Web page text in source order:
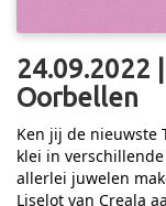
24.09.2022
Oorbellen
Ken jij de nieuwste
klei in
allerlei juwelen
Liselot van Creala